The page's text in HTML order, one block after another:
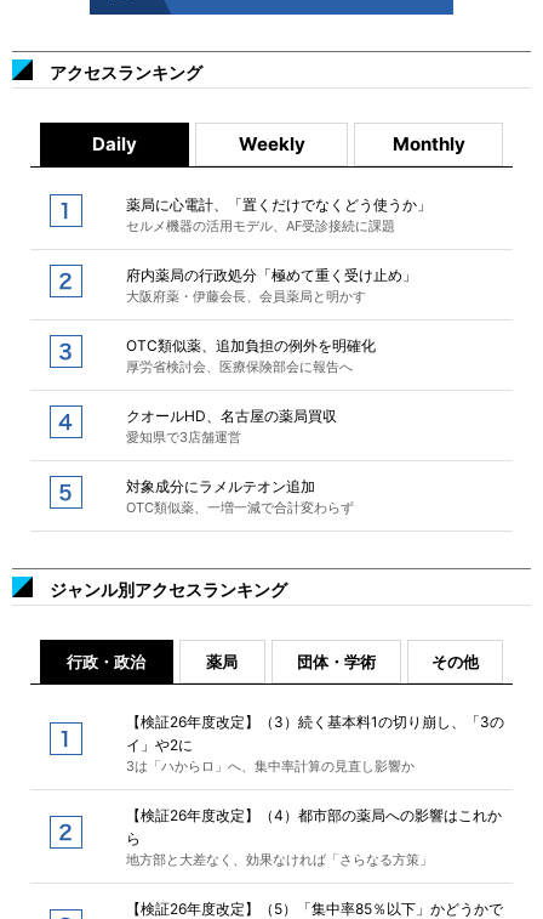
アクセスランキング
Daily Weekly Monthly
薬局に心電計、「置くだけでなくどう使うか」
セルメ機器の活用モデル、AF受診接続に課題
府内薬局の行政処分「極めて重く受け止め」
大阪府薬・伊藤会長、会員薬局と明かす
OTC類似薬、追加負担の例外を明確化
厚労省検討会、医療保険部会に報告へ
クオールHD、名古屋の薬局買収
愛知県で3店舗運営
対象成分にラメルテオン追加
OTC類似薬、一増一減で合計変わらず
ジャンル別アクセスランキング
行政・政治 薬局 団体・学術 その他
【検証26年度改定】（3）続く基本料1の切り崩し、「3の
イ」や2に
3は「ハからロ」へ、集中率計算の見直し影響か
【検証26年度改定】（4）都市部の薬局への影響はこれか
ら
地方部と大差なく、効果なければ「さらなる方策」
【検証26年度改定】（5）「集中率85％以下」かどうかで